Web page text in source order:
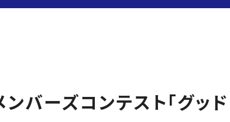
バーズコンテスト「グッド